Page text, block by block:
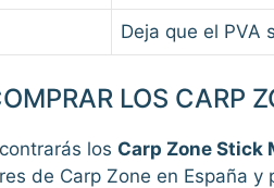
Deja que el PVA
LOS CARP
los Carp Zone Stick
de Carp Zone en España